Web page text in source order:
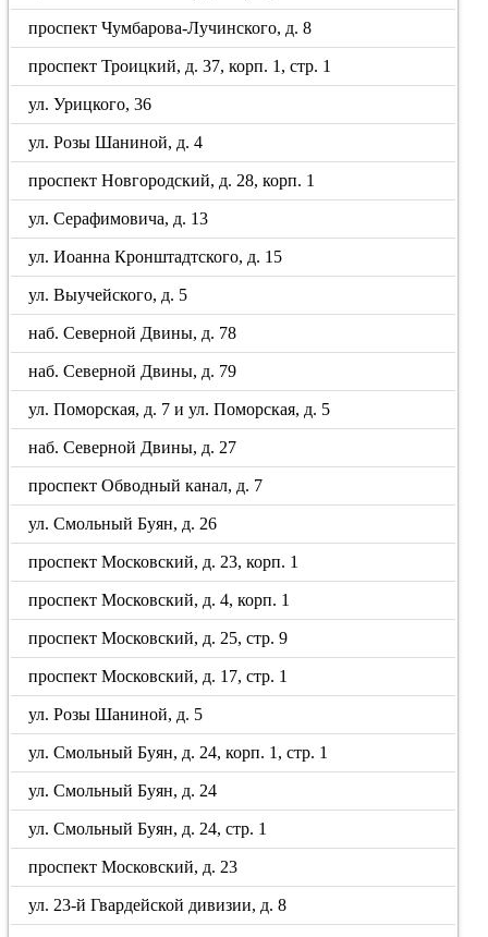
проспект Чумбарова-Лучинского, д. 8
проспект Троицкий, д. 37, корп. 1, стр. 1
ул. Урицкого, 36
ул. Розы Шаниной, д. 4
проспект Новгородский, д. 28, корп. 1
ул. Серафимовича, д. 13
ул. Иоанна Кронштадтского, д. 15
ул. Выучейского, д. 5
наб. Северной Двины, д. 78
наб. Северной Двины, д. 79
ул. Поморская, д. 7 и ул. Поморская, д. 5
наб. Северной Двины, д. 27
проспект Обводный канал, д. 7
ул. Смольный Буян, д. 26
проспект Московский, д. 23, корп. 1
проспект Московский, д. 4, корп. 1
проспект Московский, д. 25, стр. 9
проспект Московский, д. 17, стр. 1
ул. Розы Шаниной, д. 5
ул. Смольный Буян, д. 24, корп. 1, стр. 1
ул. Смольный Буян, д. 24
ул. Смольный Буян, д. 24, стр. 1
проспект Московский, д. 23
ул. 23-й Гвардейской дивизии, д. 8